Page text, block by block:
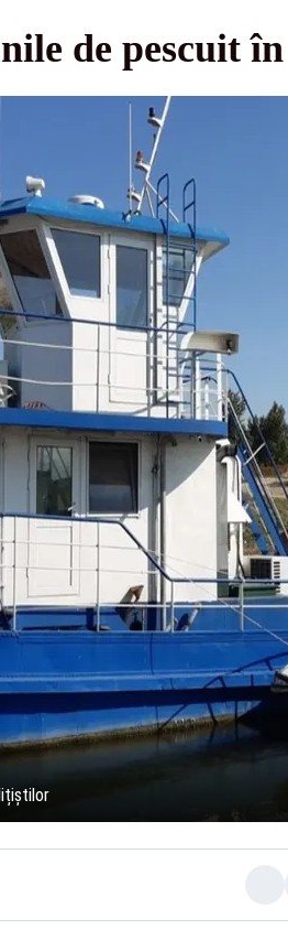
de pescuit